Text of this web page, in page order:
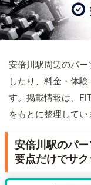
安倍川駅周辺のパ
したり、料金・体
す。掲載情報は、
をもとに整理してい
安倍川駅のパ
要点だけでサ